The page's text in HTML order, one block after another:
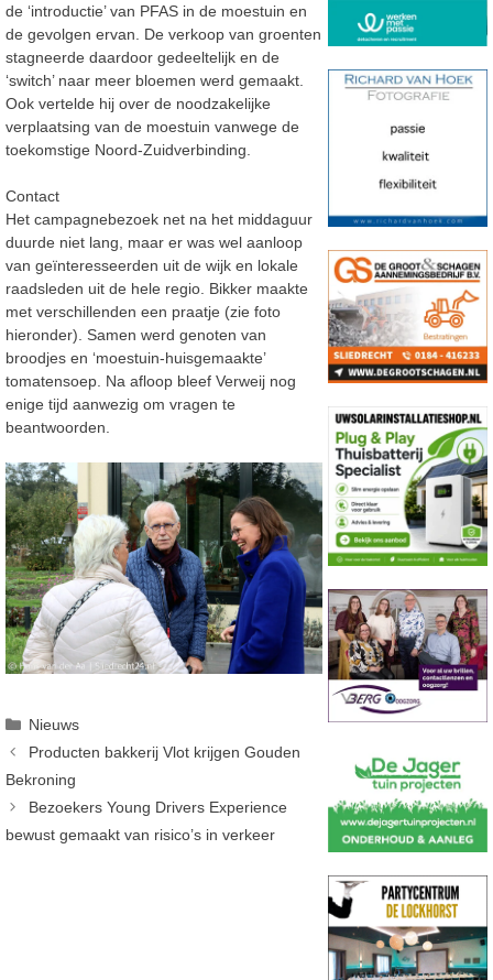
de ‘introductie’ van PFAS in de moestuin en
de gevolgen ervan. De verkoop van groenten
stagneerde daardoor gedeeltelijk en de
‘switch’ naar meer bloemen werd gemaakt.
Ook vertelde hij over de noodzakelijke
verplaatsing van de moestuin vanwege de
toekomstige Noord-Zuidverbinding.
Contact
Het campagnebezoek net na het middaguur
duurde niet lang, maar er was wel aanloop
van geïnteresseerden uit de wijk en lokale
raadsleden uit de hele regio. Bikker maakte
met verschillenden een praatje (zie foto
hieronder). Samen werd genoten van
broodjes en ‘moestuin-huisgemaakte’
tomatensoep. Na afloop bleef Verweij nog
enige tijd aanwezig om vragen te
beantwoorden.
Categorieën
Nieuws
Producten bakkerij Vlot krijgen Gouden
Bekroning
Bezoekers Young Drivers Experience
bewust gemaakt van risico’s in verkeer